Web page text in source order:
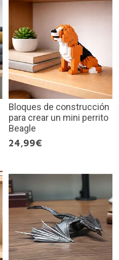
Bloques de construcción
para crear un mini perrito
Beagle
24,99€